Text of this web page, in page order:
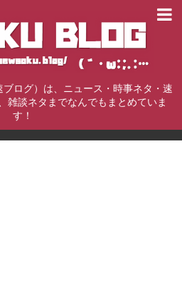
ログ）は、ニュース・時事ネタ・速
雑談ネタまでなんでもまとめていま
す！